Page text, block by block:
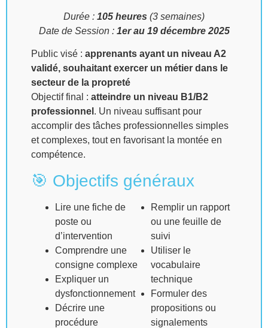
Durée : 105 heures (3 semaines)
Date de Session : 1er au 19 décembre 2025
Public visé : apprenants ayant un niveau A2
validé, souhaitant exercer un métier dans le
secteur de la propreté
Objectif final : atteindre un niveau B1/B2
professionnel . Un niveau suffisant pour
accomplir des tâches professionnelles simples
et complexes, tout en favorisant la montée en
compétence.
🎯 Objectifs généraux
Lire une fiche de
poste ou
d’intervention
Comprendre une
consigne complexe
Expliquer un
dysfonctionnement
Décrire une
procédure
Remplir un rapport
ou une feuille de
suivi
Utiliser le
vocabulaire
technique
Formuler des
propositions ou
signalements